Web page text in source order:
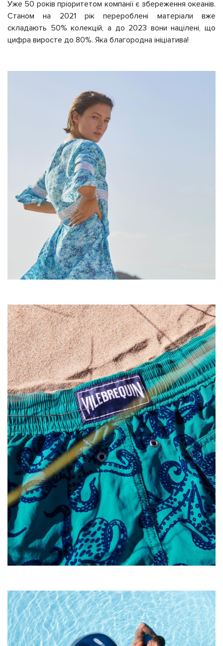
Уже 50 років пріоритетом компанії є збереження океанів.
Станом на 2021 рік перероблені матеріали вже
складають 50% колекцій, а до 2023 вони націлені, що
цифра виросте до 80%. Яка благородна ініціатива!